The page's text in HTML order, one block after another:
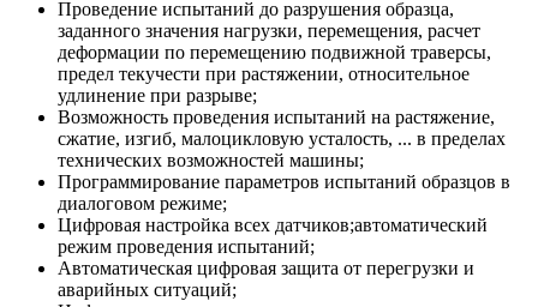
Проведение испытаний до разрушения образца,
заданного значения нагрузки, перемещения, расчет
деформации по перемещению подвижной траверсы,
предел текучести при растяжении, относительное
удлинение при разрыве;
Возможность проведения испытаний на растяжение,
сжатие, изгиб, малоцикловую усталость, ... в пределах
технических возможностей машины;
Программирование параметров испытаний образцов в
диалоговом режиме;
Цифровая настройка всех датчиков;автоматический
режим проведения испытаний;
Автоматическая цифровая защита от перегрузки и
аварийных ситуаций;